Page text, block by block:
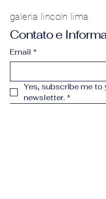
galeria lincoln lima
Contato e
Email *
Yes, subscribe me to
newsletter. *